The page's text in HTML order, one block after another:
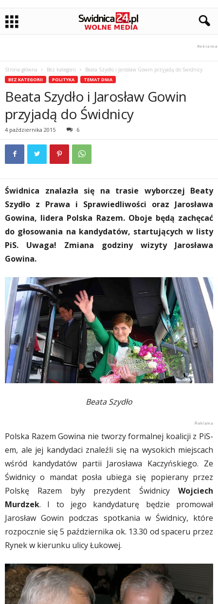
Strona główna Bez kategorii Beata Szydło i Jarosław Gowin przyjadą do Świdnicy
BEZ KATEGORII POLITYKA TEMAT DNIA
Beata Szydło i Jarosław Gowin
przyjadą do Świdnicy
4 października 2015 6
Świdnica znalazła się na trasie wyborczej Beaty
Szydło z Prawa i Sprawiedliwości oraz Jarosława
Gowina, lidera Polska Razem. Oboje będą zachęcać
do głosowania na kandydatów, startujących w listy
PiS. Uwaga! Zmiana godziny wizyty Jarosława
Gowina.
Beata Szydło
Polska Razem Gowina nie tworzy formalnej koalicji z PiS-
em, ale jej kandydaci znaleźli się na wysokich miejscach
wśród kandydatów partii Jarosława Kaczyńskiego. Ze
Świdnicy o mandat posła ubiega się popierany przez
Polskę Razem były prezydent Świdnicy Wojciech
Murdzek. I to jego kandydaturę będzie promował
Jarosław Gowin podczas spotkania w Świdnicy, które
rozpocznie się 5 października ok. 13.30 od spaceru przez
Rynek w kierunku ulicy Łukowej.